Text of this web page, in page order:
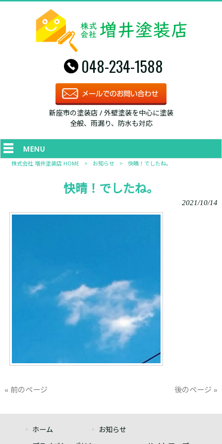
048-234-1588
新座市の塗装店 / 外壁塗装を中心に塗装
全般、雨漏り、防水も対応
MENU
株式会社 増井塗装店 HOME > お知らせ > 快晴！でしたね。
快晴！でしたね。
2021/10/14
« 前のページ 後のページ »
ホーム お知らせ